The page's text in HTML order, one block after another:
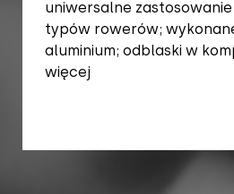
uniwersalne
typów rowerów;
aluminium; odblaski w
więcej